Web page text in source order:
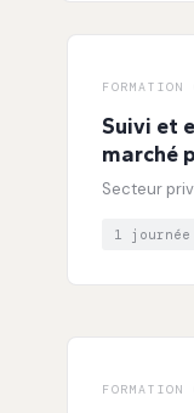
FORMATION
Suivi et
marché
Secteur
1 journée
FORMATION